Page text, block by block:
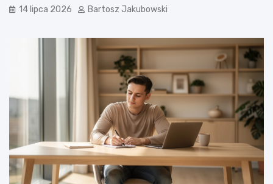
14 lipca 2026 Bartosz Jakubowski